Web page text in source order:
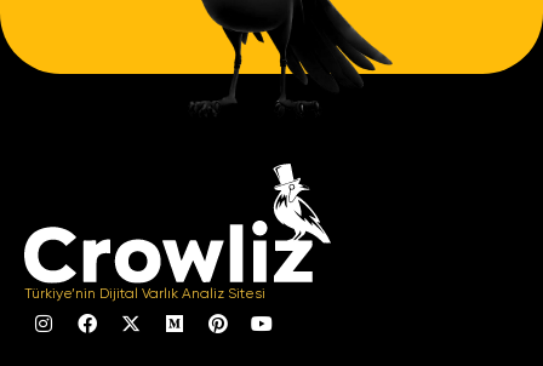
Türkiye’nin Dijital Varlık Analiz Sitesi